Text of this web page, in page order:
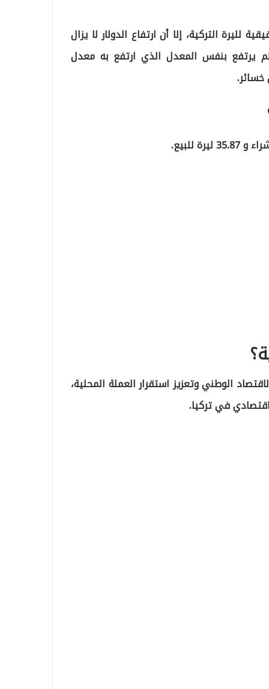
لليرة التركية، إلا أن ارتفاع الدولار لا يزال
لم يرتفع بنفس المعدل الذي ارتفع به معدل
خسائر.
الوطني وتعزيز استقرار العملة المحلية،
في تركيا.